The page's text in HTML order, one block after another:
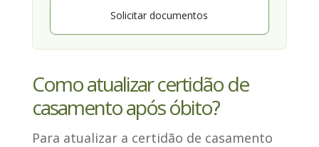
Solicitar documentos
Como atualizar certidão de
casamento após óbito?
Para atualizar a certidão de casamento